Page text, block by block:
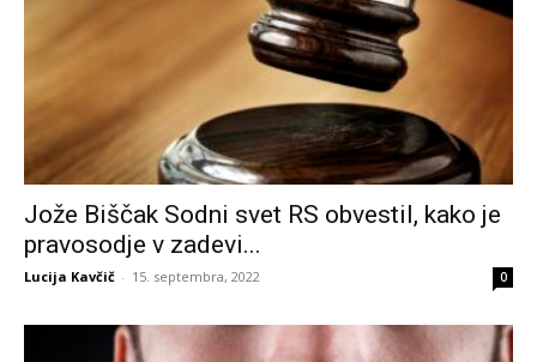
Jože Biščak Sodni svet RS obvestil, kako je
pravosodje v zadevi...
Lucija Kavčič - 15. septembra, 2022 0